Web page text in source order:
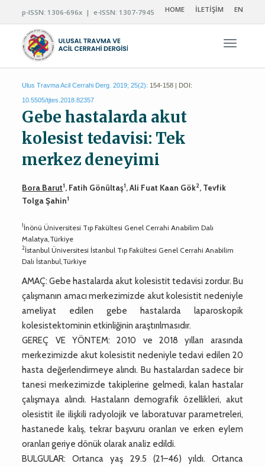
p-ISSN: 1306-696x | e-ISSN: 1307-7945 HOME İLETİŞİM EN
Ulus Travma Acil Cerrahi Derg. 2019; 25(2): 154-158 | DOI:
10.5505/tjtes.2018.82357
Gebe hastalarda akut
kolesist tedavisi: Tek
merkez deneyimi
Bora Barut1, Fatih Gönültaş1, Ali Fuat Kaan Gök2, Tevfik
Tolga Şahin1
1İnönü Üniversitesi Tıp Fakültesi Genel Cerrahi Anabilim Dalı
Malatya,Türkiye
2İstanbul Üniversitesi İstanbul Tıp Fakültesi Genel Cerrahi Anabilim
Dalı İstanbul,Türkiye
AMAÇ: Gebe hastalarda akut kolesistit tedavisi zordur. Bu
çalışmanın amacı merkezimizde akut kolesistit nedeniyle
ameliyat edilen gebe hastalarda laparoskopik
kolesistektominin etkinliğinin araştırılmasıdır.
GEREÇ VE YÖNTEM: 2010 ve 2018 yılları arasında
merkezimizde akut kolesistit nedeniyle tedavi edilen 20
hasta değerlendirmeye alındı. Bu hastalardan sadece bir
tanesi merkezimizde takiplerine gelmedi, kalan hastalar
çalışmaya alındı. Hastaların demografik özellikleri, akut
olesistit ile ilişkili radyolojik ve laboratuvar parametreleri,
hastanede kalış, tekrar başvuru oranları ve erken eylem
oranları geriye dönük olarak analiz edildi.
BULGULAR: Ortanca yaş 29.5 (21–46) yıldı. Ortanca